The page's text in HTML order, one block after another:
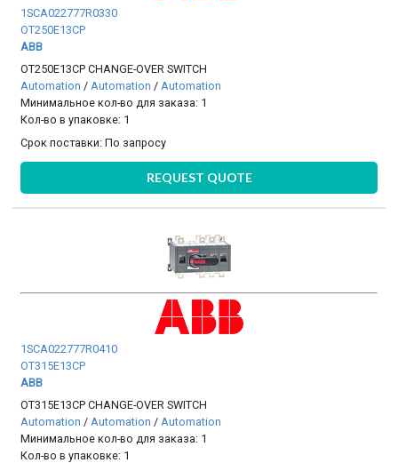
1SCA022777R0330
OT250E13CP
ABB
OT250E13CP CHANGE-OVER SWITCH
Automation /Automation /Automation
Минимальное кол-во для заказа: 1
Кол-во в упаковке: 1
Срок поставки:По запросу
REQUEST QUOTE
1SCA022777R0410
OT315E13CP
ABB
OT315E13CP CHANGE-OVER SWITCH
Automation / Automation / Automation
Минимальное кол-во для заказа: 1
Кол-во в упаковке: 1